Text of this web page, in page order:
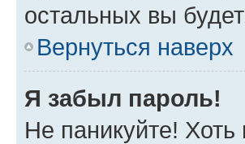
остальных вы
Вернуться наверх
Я забыл пароль!
Не паникуйте!